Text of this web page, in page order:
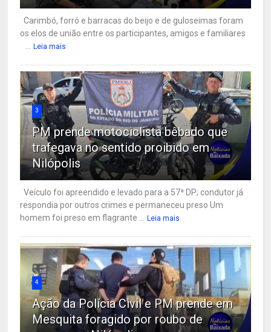
Carimbó, forró e barracas do beijo e de guloseimas foram
os elos de união entre os participantes, amigos e familiares
Leia mais
3
PM prende motociclista bêbado que
trafegava no sentido proibido em
Nilópolis
Veículo foi apreendido e levado para a 57ª DP; condutor já
respondia por outros crimes e permaneceu preso Um
homem foi preso em flagrante ...
Leia mais
4
Ação da Polícia Civil e PM prende em
Mesquita foragido por roubo de